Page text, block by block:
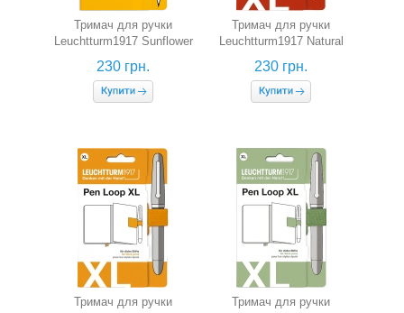
Тримач для ручки
Leuchtturm1917 Sunflower
(соняшниковий)
230 грн.
Тримач для ручки
Leuchtturm1917 Natural
Colours XL (лисячий
червоний)
230 грн.
Тримач для ручки
Тримач для ручки